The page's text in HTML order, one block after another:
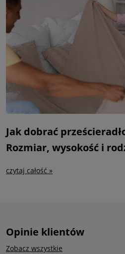
Jak dobrać
Rozmiar, wysokość i
czytaj całość »
Opinie klientów
Zobacz wszystkie